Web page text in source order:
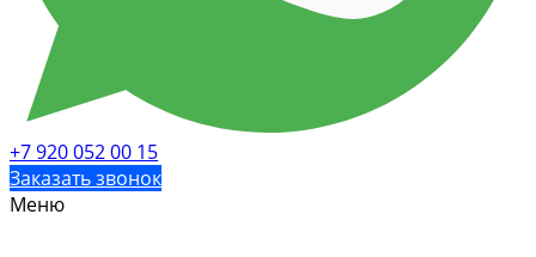
+7 920 052 00 15
Заказать звонок
Меню